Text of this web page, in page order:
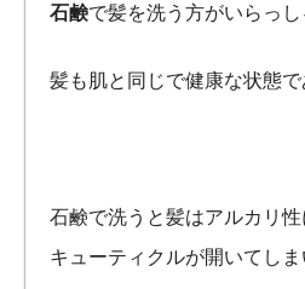
石鹸で髪を洗う方がいらっし
髪も肌と同じで健康な状態
石鹸で洗うと髪はアルカリ性
キューティクルが開いてしま